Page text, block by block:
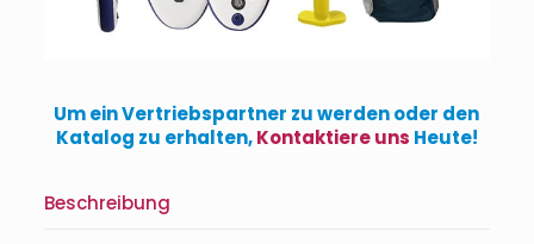
Um ein Vertriebspartner zu werden oder den
Katalog zu erhalten,Kontaktiere uns Heute!
Beschreibung